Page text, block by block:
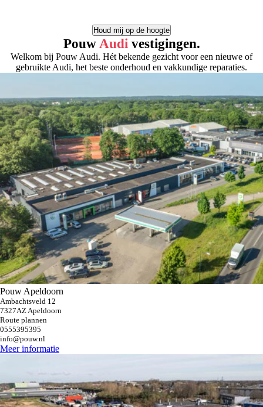
Houd mij op de hoogte
PouwAudi vestigingen.
Welkom bij Pouw Audi. Hét bekende gezicht voor een nieuwe of
gebruikte Audi, het beste onderhoud en vakkundige reparaties.
Pouw Apeldoorn
Ambachtsveld 12
7327AZ Apeldoorn
Route plannen
0555395395
info@pouw.nl
Meer informatie